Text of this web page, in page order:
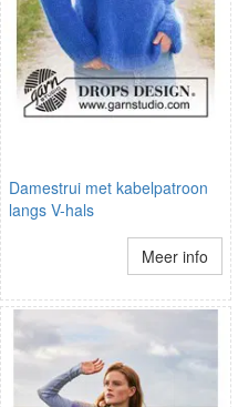
Damestrui met kabelpatroon
langs V-hals
Meer info